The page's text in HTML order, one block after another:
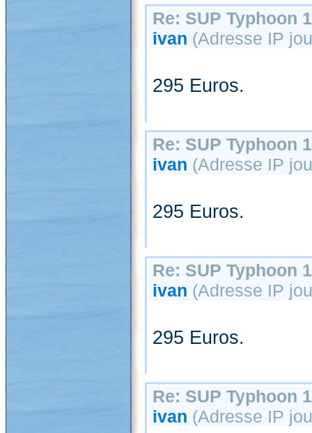
Re: SUP Typhoon
ivan (Adresse IP
295 Euros.
Re: SUP Typhoon
ivan (Adresse IP
295 Euros.
Re: SUP Typhoon
ivan (Adresse IP
295 Euros.
Re: SUP Typhoon
ivan (Adresse IP